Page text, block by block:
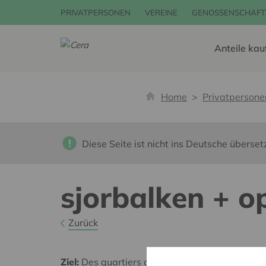
PRIVATPERSONEN VEREINE
Anteile
Home
Diese Seite ist nicht ins Deutsche
sjorbalken +
Zurück
Ziel: Des quartiers chaleureux et bienveillants